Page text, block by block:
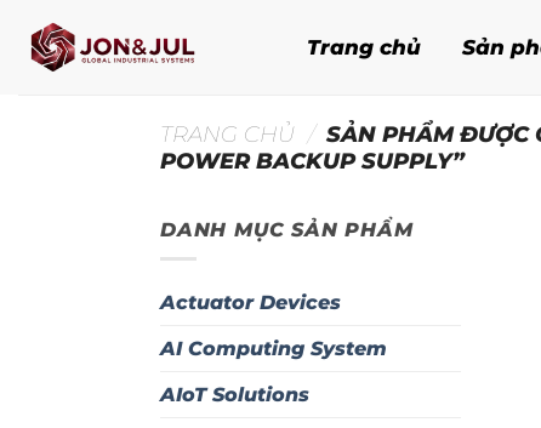
qua
Trang chủ Sản
TRANG CHỦ / SẢN PHẨM ĐƯỢC
POWER BACKUP SUPPLY”
DANH MỤC SẢN PHẨM
Actuator Devices
AI Computing System
AIoT Solutions